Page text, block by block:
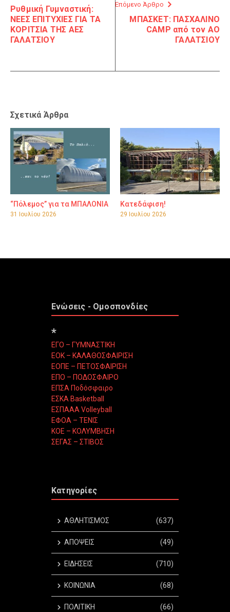
Ρυθμική Γυμναστική:
ΝΕΕΣ ΕΠΙΤΥΧΙΕΣ ΓΙΑ ΤΑ
ΚΟΡΙΤΣΙΑ ΤΗΣ ΑΕΣ
ΓΑΛΑΤΣΙΟΥ
Επόμενο Άρθρο
ΜΠΑΣΚΕΤ: ΠΑΣΧΑΛΙΝΟ
CAMP από τον ΑΟ
ΓΑΛΑΤΣΙΟΥ
Σχετικά Άρθρα
“Πόλεμος” για τα ΜΠΑΛΟΝΙΑ
31 Ιουλίου 2026
Κατεδάφιση!
29 Ιουλίου 2026
Ενώσεις - Ομοσπονδίες
*
ΕΓΟ – ΓΥΜΝΑΣΤΙΚΗ
ΕΟΚ – ΚΑΛΑΘΟΣΦΑΙΡΙΣΗ
ΕΟΠΕ – ΠΕΤΟΣΦΑΙΡΙΣΗ
ΕΠΟ – ΠΟΔΟΣΦΑΙΡΟ
ΕΠΣΑ Ποδόσφαιρο
ΕΣΚΑ Basketball
ΕΣΠΑΑΑ Volleyball
ΕΦΟΑ – ΤΕΝΙΣ
ΚΟΕ – ΚΟΛΥΜΒΗΣΗ
ΣΕΓΑΣ – ΣΤΙΒΟΣ
Κατηγορίες
ΑΘΛΗΤΙΣΜΟΣ (637)
ΑΠΟΨΕΙΣ (49)
ΕΙΔΗΣΕΙΣ (710)
ΚΟΙΝΩΝΙΑ (68)
ΠΟΛΙΤΙΚΗ (66)